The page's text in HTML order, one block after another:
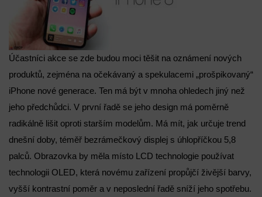
Účastníci akce se zde budou moci těšit na oznámení nových
produktů, zejména na očekávaný a spekulacemi „prošpikovaný“
iPhone nové generace. Ten má být v mnoha ohledech jiný než
jeho předchůdci. V první řadě se jeho design má poměrně
radikálně lišit oproti starším modelům. Má mít, jak určuje trend
dnešní doby, téměř bezrámečkový displej s úhlopříčkou 5,8
palců. Obrazovka by měla místo LCD technologie používat
technologii OLED, která novému zařízení propůjčí živější barvy,
vyšší kontrastní poměr a v neposlední řadě sníží jeho spotřebu.